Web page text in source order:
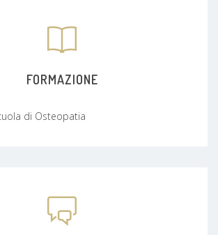
FORMAZIONE
di Osteopatia